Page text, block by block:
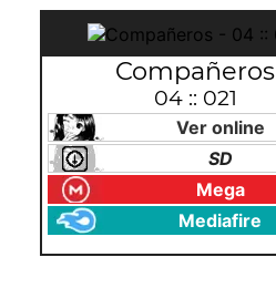
Compañeros
04 :: 021
Ver online
SD
Mega
Mediafire